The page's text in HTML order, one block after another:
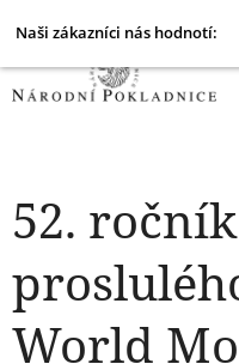
Naši zákazníci nás hodnotí:
52.
World